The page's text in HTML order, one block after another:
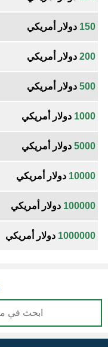
150 دولار أمريكي
200 دولار أمريكي
500 دولار أمريكي
1000 دولار أمريكي
5000 دولار أمريكي
10000 دولار أمريكي
100000 دولار أمريكي
1000000 دولار أمريكي